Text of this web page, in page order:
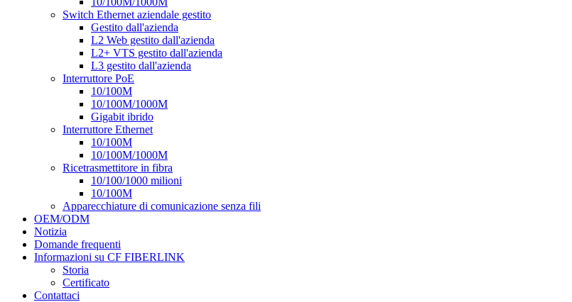
Switch Ethernet aziendale gestito
Gestito dall'azienda
L2 Web gestito dall'azienda
L2+ VTS gestito dall'azienda
L3 gestito dall'azienda
Interruttore PoE
10/100M
10/100M/1000M
Gigabit ibrido
Interruttore Ethernet
10/100M
10/100M/1000M
Ricetrasmettitore in fibra
10/100/1000 milioni
10/100M
Apparecchiature di comunicazione senza fili
OEM/ODM
Notizia
Domande frequenti
Informazioni su CF FIBERLINK
Storia
Certificato
Contattaci